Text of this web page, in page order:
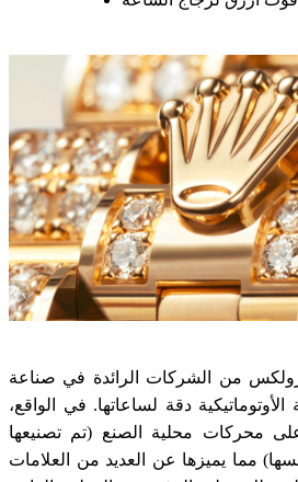
رولكس من الشركات الرائدة في صناعة
الأوتوماتيكية دقة لساعاتها. في الواقع،
محركات محلية الصنع (تم تصنيعها
مما يميزها عن العديد من العلامات